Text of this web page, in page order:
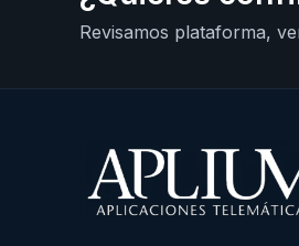
Revisamos plataforma,